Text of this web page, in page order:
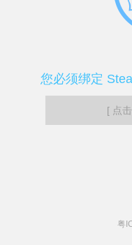
您必须绑定
[ 点
粤